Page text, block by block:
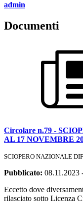
admin
Documenti
Circolare n.79 -
AL 17 NOVEMBRE
SCIOPERO NAZIONALE
Pubblicato: 08.11.2023
Eccetto dove
rilasciato sotto Licenza